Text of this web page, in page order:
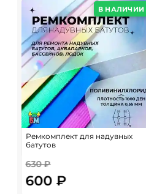
В НАЛИЧИИ
Ремкомплект для надувных
батутов
630 ₽
600 ₽